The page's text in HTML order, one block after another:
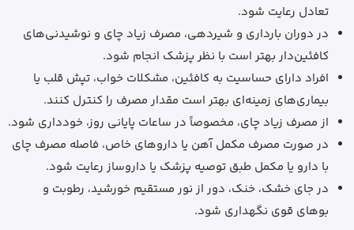
تعادل رعایت شود.
در دوران بارداری و شیردهی، مصرف زیاد چای و نوشیدنی‌های
کافئین‌دار بهتر است با نظر پزشک انجام شود.
افراد دارای حساسیت به کافئین، مشکلات خواب، تپش قلب یا
بیماری‌های زمینه‌ای بهتر است مقدار مصرف را کنترل کنند.
از مصرف زیاد چای، مخصوصاً در ساعات پایانی روز، خودداری شود.
در صورت مصرف مکمل آهن یا داروهای خاص، فاصله مصرف چای
با دارو یا مکمل طبق توصیه پزشک یا داروساز رعایت شود.
در جای خشک، خنک، دور از نور مستقیم خورشید، رطوبت و
بوهای قوی نگهداری شود.